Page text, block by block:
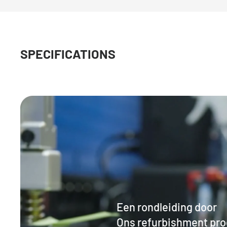
SPECIFICATIONS
Een rondleiding door
Ons refurbishment